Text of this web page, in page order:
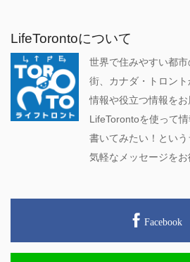
LifeTorontoについて
世界で住みやすい都
街、カナダ・トロン
情報や役立つ情報をお
LifeTorontoを使って
書いてみたい！という
気軽なメッセージをお
Facebook